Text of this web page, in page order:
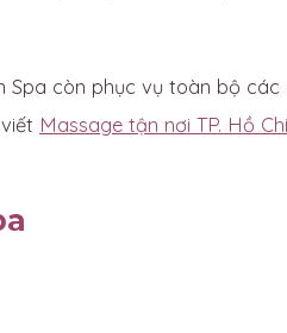
Spa còn phục vụ toàn bộ
Massage tận nơi TP. Hồ